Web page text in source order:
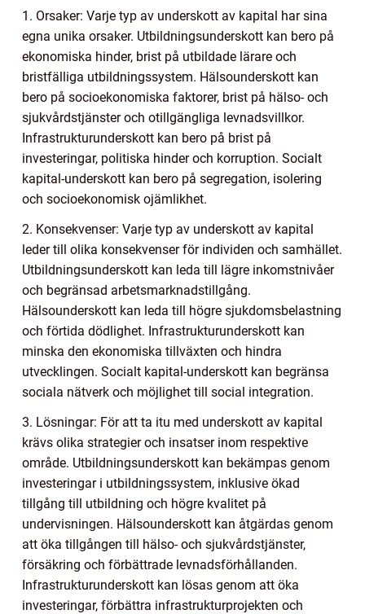
1. Orsaker: Varje typ av underskott av kapital har sina
egna unika orsaker. Utbildningsunderskott kan bero på
ekonomiska hinder, brist på utbildade lärare och
bristfälliga utbildningssystem. Hälsounderskott kan
bero på socioekonomiska faktorer, brist på hälso- och
sjukvårdstjänster och otillgängliga levnadsvillkor.
Infrastrukturunderskott kan bero på brist på
investeringar, politiska hinder och korruption. Socialt
kapital-underskott kan bero på segregation, isolering
och socioekonomisk ojämlikhet.
2. Konsekvenser: Varje typ av underskott av kapital
leder till olika konsekvenser för individen och samhället.
Utbildningsunderskott kan leda till lägre inkomstnivåer
och begränsad arbetsmarknadstillgång.
Hälsounderskott kan leda till högre sjukdomsbelastning
och förtida dödlighet. Infrastrukturunderskott kan
minska den ekonomiska tillväxten och hindra
utvecklingen. Socialt kapital-underskott kan begränsa
sociala nätverk och möjlighet till social integration.
3. Lösningar: För att ta itu med underskott av kapital
krävs olika strategier och insatser inom respektive
område. Utbildningsunderskott kan bekämpas genom
investeringar i utbildningssystem, inklusive ökad
tillgång till utbildning och högre kvalitet på
undervisningen. Hälsounderskott kan åtgärdas genom
att öka tillgången till hälso- och sjukvårdstjänster,
försäkring och förbättrade levnadsförhållanden.
Infrastrukturunderskott kan lösas genom att öka
investeringar, förbättra infrastrukturprojekten och